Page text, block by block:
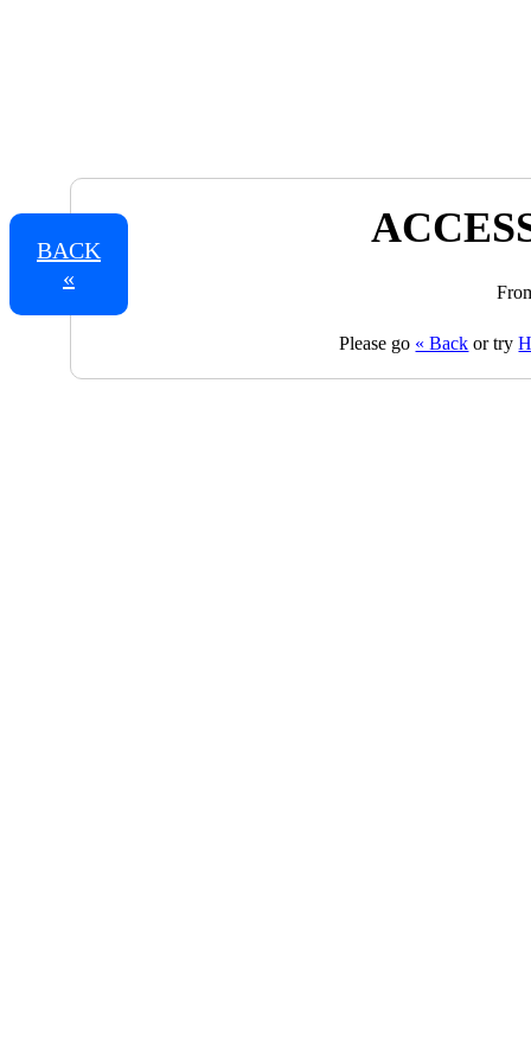
BACK
«
Please go « Back or try